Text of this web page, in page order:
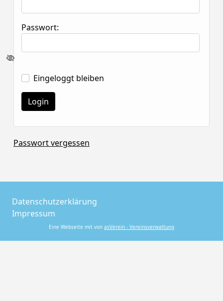
Passwort:
Eingeloggt bleiben
Passwort vergessen
Datenschutzerklärung
Impressum
Eine Webseite mit von asVerein - Vereinsverwaltung